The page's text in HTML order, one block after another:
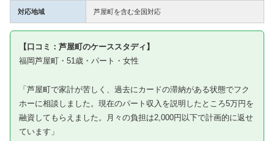
対応地域 芦屋町を含む全国対応
【口コミ：芦屋町のケーススタディ】
福岡芦屋町・51歳・パート・女性
「芦屋町で家計が苦しく、過去にカードの滞納がある状態でフク
ホーに相談しました。現在のパート収入を説明したところ5万円を
融資してもらえました。月々の負担は2,000円以下で計画的に返せ
ています」